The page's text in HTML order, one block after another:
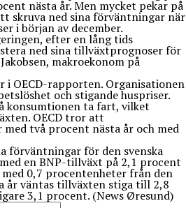
nästa år. Men mycket pekar på
skruva ned sina förväntningar när
i början av december.
efter en lång tids
ned sina tillväxtprognoser för
makroekonom på
OECD-rapporten. Organisationen
och stigande huspriser.
konsumtionen ta fart, vilket
OECD tror att
två procent nästa år och med
förväntningar för den svenska
en BNP-tillväxt på 2,1 procent
0,7 procentenheter från den
år väntas tillväxten stiga till 2,8
3,1 procent. (News Øresund)